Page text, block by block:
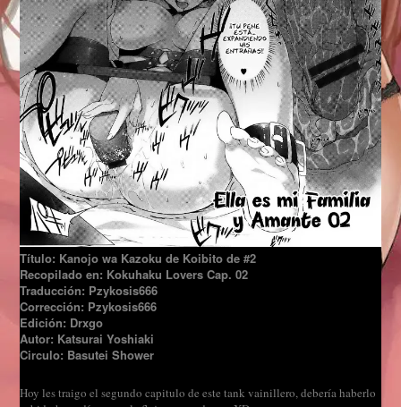
Título: Kanojo wa Kazoku de Koibito de #2
Recopilado en: Kokuhaku Lovers Cap. 02
Traducción: Pzykosis666
Corrección: Pzykosis666
Edición: Drxgo
Autor: Katsurai Yoshiaki
Circulo: Basutei Shower
Hoy les traigo el segundo capitulo de este tank vainillero, debería haberlo